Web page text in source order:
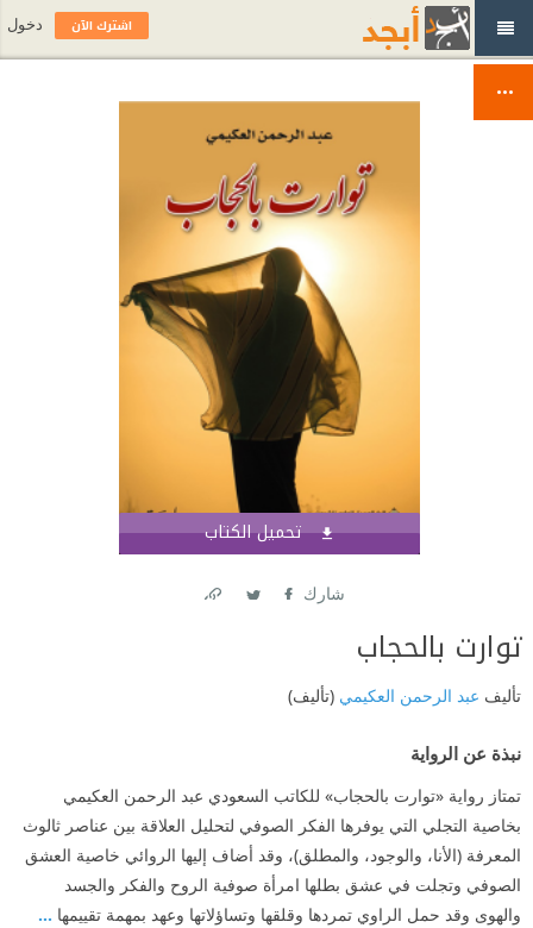
تحميل الكتاب
شارك
توارت بالحجاب
تأليف عبد الرحمن العكيمي (تأليف)
نبذة عن الرواية
تمتاز رواية «توارت بالحجاب» للكاتب السعودي عبد الرحمن العكيمي
بخاصية التجلي التي ‏يوفرها الفكر الصوفي لتحليل العلاقة بين عناصر ثالوث
المعرفة (الأنا، والوجود، ‏والمطلق)، وقد أضاف إليها الروائي خاصية العشق
الصوفي وتجلت في عشق بطلها امرأة ‏صوفية الروح والفكر والجسد
والهوى وقد حمل الراوي تمردها وقلقها وتساؤلاتها وعهد ‏بمهمة تقييمها ...
اشترك الآن دخول